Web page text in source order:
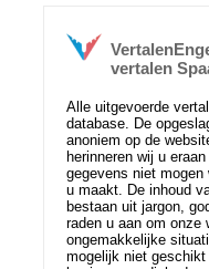
vertalen
Alle uitgevoerde
database. De
anoniem op de
herinneren wij u
gegevens niet mogen
u maakt. De inhoud
bestaan uit jargon,
raden u aan om onze
ongemakkelijke
mogelijk niet